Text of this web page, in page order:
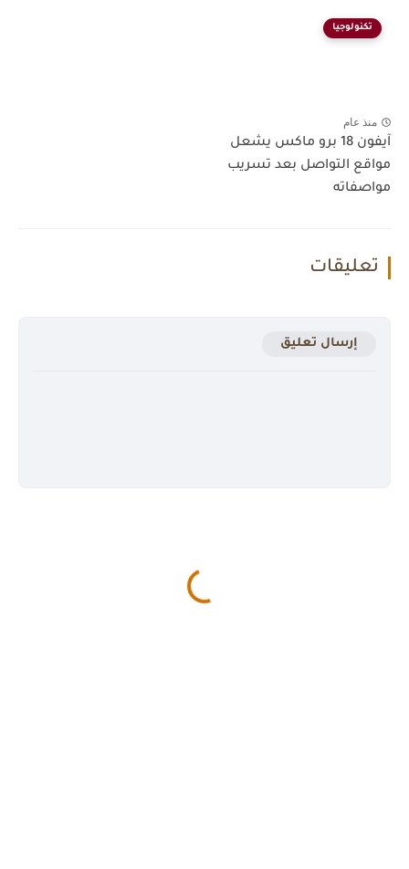
تكنولوجيا
منذ عام
آيفون 18 برو ماكس يشعل
مواقع التواصل بعد تسريب
مواصفاته
تعليقات
إرسال تعليق